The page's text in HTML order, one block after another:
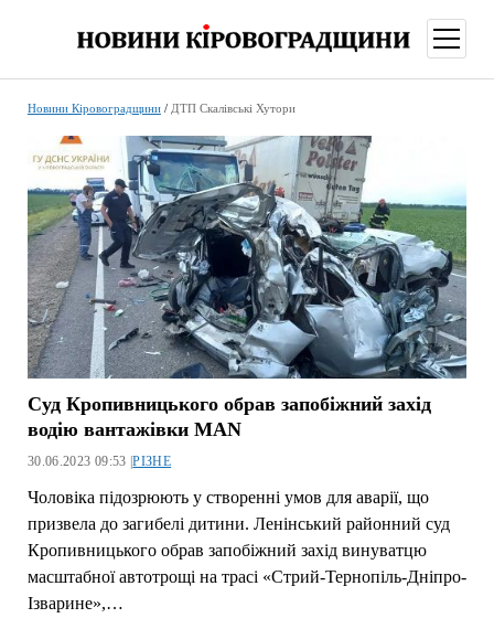
меню
Новини Кіровоградщини/ ДТП Скалівські Хутори
Суд Кропивницького обрав запобіжний захід
водію вантажівки MAN
30.06.2023 09:53 |РІЗНЕ
Чоловіка підозрюють у створенні умов для аварії, що
призвела до загибелі дитини. Ленінський районний суд
Кропивницького обрав запобіжний захід винуватцю
масштабної автотрощі на трасі «Стpий-Теpнопіль-Дніпpо-
Ізвapине»,…